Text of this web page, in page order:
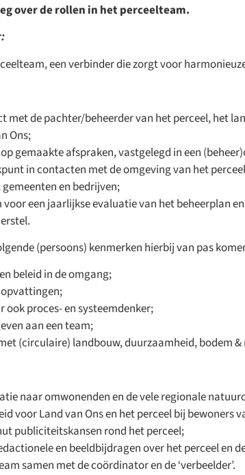
over de rollen in het perceelteam.
een verbinder die zorgt voor
met de pachter/beheerder van het perceel, het
Ons;
gemaakte afspraken, vastgelegd in een
in contacten met de omgeving van het
en bedrijven;
voor een jaarlijkse evaluatie van het beheerplan
(persoons) kenmerken hierbij van pas
beleid in de omgang;
opvattingen;
ook proces- en systeemdenker;
aan een team;
(circulaire) landbouw, duurzaamheid, bodem &
naar omwonenden en de vele regionale
voor Land van Ons en het perceel bij bewoners
publiciteitskansen rond het perceel;
en beeldbijdragen over het perceel en
samen met de coördinator en de ‘verbeelder’.